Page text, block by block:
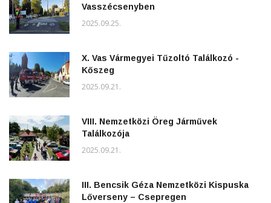
Vasszécsenyben
2025.09.25.
X. Vas Vármegyei Tűzoltó Találkozó -
Kőszeg
2025.09.21.
VIII. Nemzetközi Öreg Járművek
Találkozója
2025.09.21.
III. Bencsik Géza Nemzetközi Kispuska
Lőverseny – Csepregen